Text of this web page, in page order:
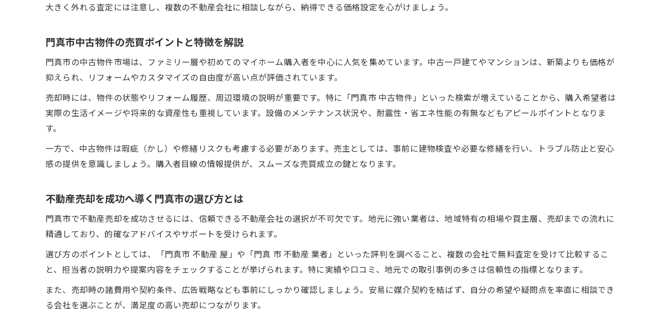
門真市不動産売却を有利にする相場分析
納得できる不動産売却のための事前準備
門真市不動産売却を円滑に進めるコツと流れ
不動産売却で重要な実践的な手順を解説
門真市の不動産屋活用で叶う売却の満足度
門真市の不動産売却で適正価格を見極めるコツ
不動産売却時に有利な価格設定の実務ポイント
納得のいく不動産売却を叶える実践アドバイス
大きく外れる査定には注意し、複数の不動産会社に相談しながら、納得できる価格設定を心がけましょう。
門真市中古物件の売買ポイントと特徴を解説
門真市の中古物件市場は、ファミリー層や初めてのマイホーム購入者を中心に人気を集めています。中古一戸建てやマンションは、新築よりも価格が
抑えられ、リフォームやカスタマイズの自由度が高い点が評価されています。
売却時には、物件の状態やリフォーム履歴、周辺環境の説明が重要です。特に「門真市 中古物件」といった検索が増えていることから、購入希望者は
実際の生活イメージや将来的な資産性も重視しています。設備のメンテナンス状況や、耐震性・省エネ性能の有無などもアピールポイントとなりま
す。
一方で、中古物件は瑕疵（かし）や修繕リスクも考慮する必要があります。売主としては、事前に建物検査や必要な修繕を行い、トラブル防止と安心
感の提供を意識しましょう。購入者目線の情報提供が、スムーズな売買成立の鍵となります。
不動産売却を成功へ導く門真市の選び方とは
門真市で不動産売却を成功させるには、信頼できる不動産会社の選択が不可欠です。地元に強い業者は、地域特有の相場や買主層、売却までの流れに
精通しており、的確なアドバイスやサポートを受けられます。
選び方のポイントとしては、「門真市 不動産 屋」や「門真 市 不動産 業者」といった評判を調べること、複数の会社で無料査定を受けて比較するこ
と、担当者の説明力や提案内容をチェックすることが挙げられます。特に実績や口コミ、地元での取引事例の多さは信頼性の指標となります。
また、売却時の諸費用や契約条件、広告戦略なども事前にしっかり確認しましょう。安易に媒介契約を結ばず、自分の希望や疑問点を率直に相談でき
る会社を選ぶことが、満足度の高い売却につながります。